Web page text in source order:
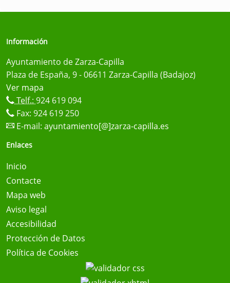
Información
Ayuntamiento de Zarza-Capilla
Plaza de España, 9 - 06611 Zarza-Capilla (Badajoz)
Ver mapa
Telf.: 924 619 094
Fax: 924 619 250
E-mail: ayuntamiento[@]zarza-capilla.es
Enlaces
Inicio
Contacte
Mapa web
Aviso legal
Accesibilidad
Protección de Datos
Política de Cookies